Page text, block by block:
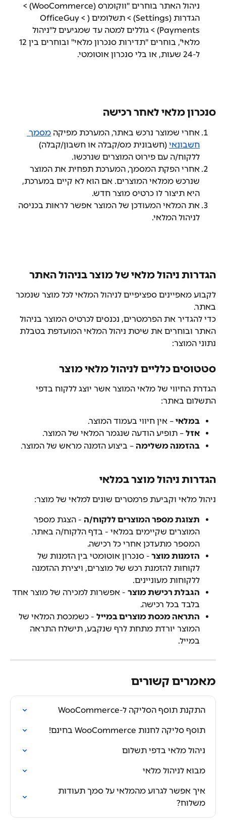
ניהול האתר בוחרים "ווקומרס (WooCommerce) >
הגדרות (Settings) > תשלומים (OfficeGuy <
Payments) > גוללים למטה עד שמגיעים ל"ניהול
ל-24 שעות, או בלי סנכרון אוטומטי.
סנכרון מלאי לאחר רכישה
אחרי שמוצר נרכש באתר, המערכת מפיקה מסמך
חשבונאי (חשבונית מס/קבלה או חשבון/קבלה)
ללקוח/ה עם פירוט המוצרים שנרכשו.
אחרי הפקת המסמך, המערכת תפחית את המוצר
שנרכש ממלאי המוצרים. אם הוא לא קיים במערכת,
היא תיצור לו כרטיס מוצר חדש.
את המלאי המעודכן של המוצר אפשר לראות בכניסה
לניהול המלאי.
הגדרות ניהול מלאי של מוצר בניהול האתר
לקבוע מאפיינים ספציפיים לניהול המלאי לכל מוצר שנמכר
באתר.
כדי להגדיר את הפרמטרים, נכנסים לכרטיס המוצר בניהול
האתר ובוחרים את שיטת ניהול המלאי המועדפת בטבלת
נתוני המוצר:
סטטוסים כלליים לניהול מלאי מוצר
הגדרת החיווי של מלאי המוצר אשר יוצג ללקוח בדפי
התשלום באתר:
במלאי – אין חיווי בעמוד המוצר.
אזל – תופיע הודעה שנגמר המלאי של המוצר.
בהזמנה משלימה – ביצוע הזמנה מראש של המוצר.
הגדרות ניהול מוצר במלאי
ניהול מלאי וקביעת פרמטרים שונים למלאי של מוצר:
תצוגת מספר המוצרים ללקוח/ה - הצגת מספר
המוצרים שקיימים במלאי - בדף הלקוח/ה באתר.
המספר מתעדכן אחרי כל רכישה.
הזמנות מוצר - סנכרון אוטומטי בין הזמנות של
לקוחות להזמנת רכש של מוצרים, ויצירת ההזמנה
ללקוחות מעוניינים.
הגבלת רכישת מוצר - אפשרות למכירה של מוצר אחד
בלבד בכל רכישה.
התראה מכסת מוצרים במייל - כשמכסת המלאי של
המוצר יורדת מתחת לרף שנקבע, תישלח התראה
במייל.
מאמרים קשורים
התקנת תוסף הסליקה ל-WooCommerce
תוסף סליקה לחנות WooCommerce בחינם!
ניהול מלאי בדפי תשלום
מבוא לניהול מלאי
איך אפשר לגרוע מהמלאי על סמך תעודות
משלוח?